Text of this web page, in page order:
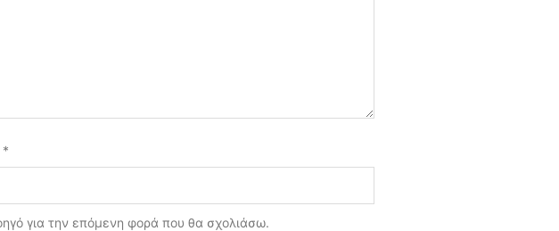
*
για την επόμενη φορά που θα σχολιάσω.